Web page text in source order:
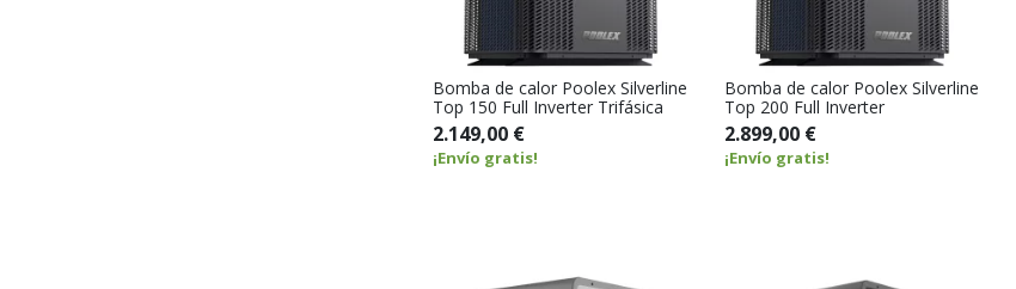
Bomba de calor Poolex Silverline
Top 150 Full Inverter Trifásica
2.149,00 €
¡Envío gratis!
Bomba de calor Poolex Silverline
Top 200 Full Inverter
2.899,00 €
¡Envío gratis!